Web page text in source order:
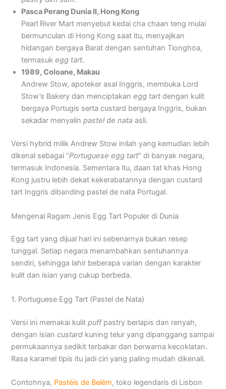
Pasca Perang Dunia II, Hong Kong
Pearl River Mart menyebut kedai cha chaan teng mulai
bermunculan di Hong Kong saat itu, menyajikan
hidangan bergaya Barat dengan sentuhan Tionghoa,
termasukegg tart.
1989, Coloane, Makau
Andrew Stow, apoteker asal Inggris, membuka Lord
Stow’s Bakery dan menciptakanegg tart dengan kulit
bergaya Portugis serta custard bergaya Inggris, bukan
sekadar menyalinpastel de nata asli.
Versi hybrid milik Andrew Stow inilah yang kemudian lebih
dikenal sebagai “Portuguese egg tart” di banyak negara,
termasuk Indonesia. Sementara itu, daan tat khas Hong
Kong justru lebih dekat kekerabatannya dengan custard
tart Inggris dibanding pastel de nata Portugal.
Mengenal Ragam Jenis Egg Tart Populer di Dunia
Egg tart yang dijual hari ini sebenarnya bukan resep
tunggal. Setiap negara menambahkan sentuhannya
sendiri, sehingga lahir beberapa varian dengan karakter
kulit dan isian yang cukup berbeda.
1. Portuguese Egg Tart (Pastel de Nata)
Versi ini memakai kulitpuffpastry berlapis dan renyah,
dengan isiancustard kuning telur yang dipanggang sampai
permukaannya sedikit terbakar dan berwarna kecoklatan.
Rasa karamel tipis itu jadi ciri yang paling mudah dikenali.
Contohnya, Pastéis de Belém, toko legendaris di Lisbon